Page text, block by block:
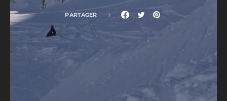
PARTAGER